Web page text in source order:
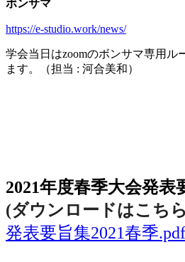
ボンサマ
https://e-studio.work/news/
学会当日はzoomのボンサマ専用ル
ます。（担当 : 河合美和）
2021年度春季大会発表
(ダウンロードはこち
発表要旨集2021春季.pdf